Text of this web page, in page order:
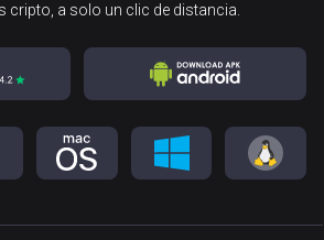
cripto, a solo un clic de distancia.